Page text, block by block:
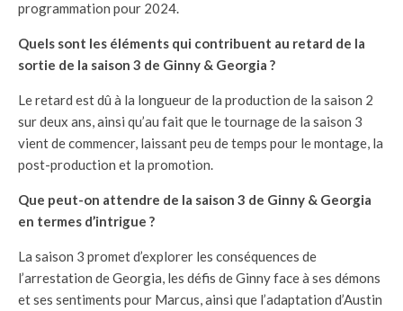
programmation pour 2024.
Quels sont les éléments qui contribuent au retard de la
sortie de la saison 3 de Ginny & Georgia ?
Le retard est dû à la longueur de la production de la saison 2
sur deux ans, ainsi qu’au fait que le tournage de la saison 3
vient de commencer, laissant peu de temps pour le montage, la
post-production et la promotion.
Que peut-on attendre de la saison 3 de Ginny & Georgia
en termes d’intrigue ?
La saison 3 promet d’explorer les conséquences de
l’arrestation de Georgia, les défis de Ginny face à ses démons
et ses sentiments pour Marcus, ainsi que l’adaptation d’Austin